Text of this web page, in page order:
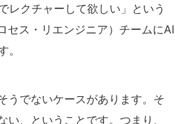
レクチャーして欲しい」という
セス・リエンジニア）チームにAI
うでないケースがあります。そ
、ということです。つまり、